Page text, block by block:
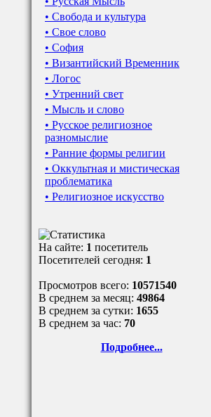
• Свобода и культура
• Свое слово
• София
• Византийский Временник
• Логос
• Утренний свет
• Мысль и слово
• Русское религиозное
разномыслие
• Ранние формы религии
• Оккультная и мистическая
проблематика
• Религиозное искусство
На сайте: 1 посетитель
Посетителей сегодня: 1
Просмотров всего: 10571540
В среднем за месяц: 49864
В среднем за сутки: 1655
В среднем за час: 70
Подробнее...